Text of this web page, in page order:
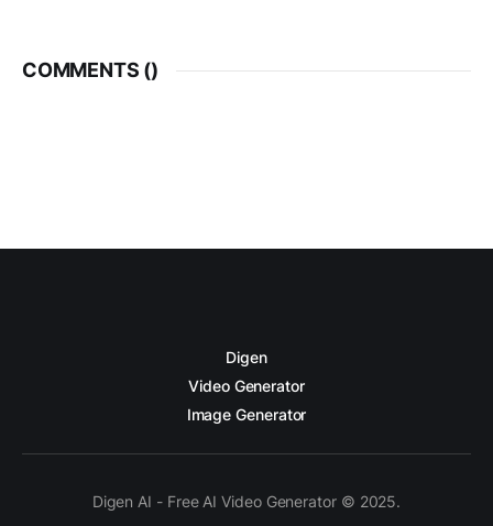
COMMENTS ()
Digen
Video Generator
Image Generator
Digen AI - Free AI Video Generator © 2025.